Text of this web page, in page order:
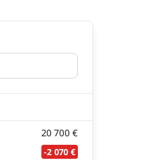
20 700 €
-2 070 €